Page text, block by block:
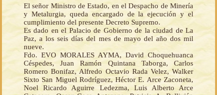
El señor Ministro de Estado, en el Despacho de Minería
y Metalurgia, queda encargado de la ejecución y el
cumplimiento del presente Decreto Supremo.
Es dado en el Palacio de Gobierno de la ciudad de La
Paz, a los seis días del mes de mayo del año dos mil
nueve.
Fdo. EVO MORALES AYMA, David Choquehuanca
Céspedes, Juan Ramón Quintana Taborga, Carlos
Romero Bonifaz, Alfredo Octavio Rada Velez, Walker
Sixto San Miguel Rodríguez, Héctor E. Arce Zaconeta,
Noel Ricardo Aguirre Ledezma, Luis Alberto Arce